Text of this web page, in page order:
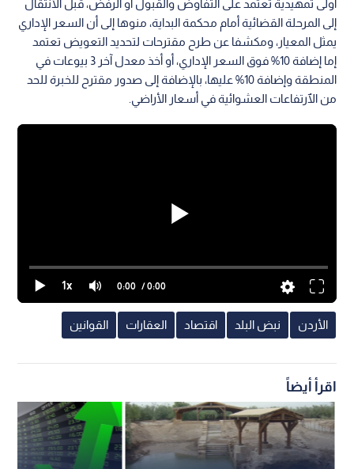
أولى تمهيدية تعتمد على التفاوض والقبول أو الرفض، قبل الٱنتقال
إلى المرحلة القضائية أمام محكمة البداية، منوها إلى أن السعر الإداري
يمثل المعيار، ومكشفا عن طرح مقترحات لتحديد التعويض تعتمد
إما إضافة 10% فوق السعر الإداري، أو أخذ معدل آخر 3 بيوعات في
المنطقة وإضافة 10% عليها، بالإضافة إلى صدور مقترح للخبرة للحد
من الٱرتفاعات العشوائية في أسعار الأراضي.
1x 0:00 / 0:00
الأردن نبض البلد اقتصاد العقارات القوانين
اقرأ أيضاً